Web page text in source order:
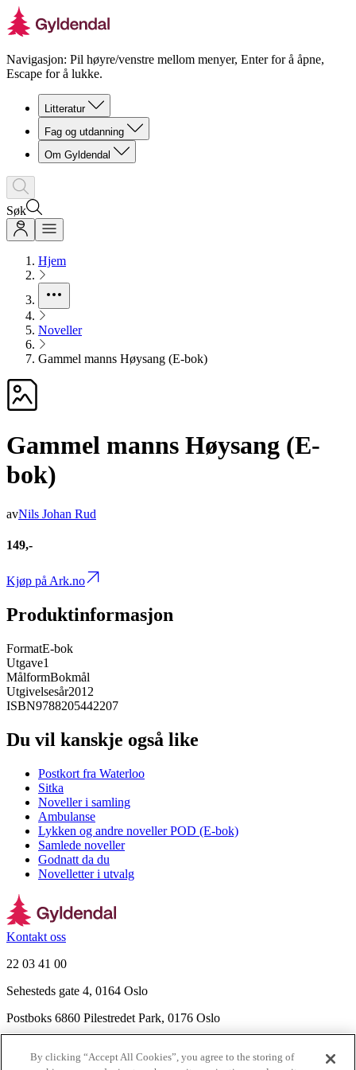
Navigasjon: Pil høyre/venstre mellom menyer, Enter for å åpne,
Escape for å lukke.
Litteratur
Fag og utdanning
Om Gyldendal
Søk
Hjem
Noveller
Gammel manns Høysang (E-bok)
Gammel manns Høysang (E-
bok)
avNils Johan Rud
149,-
Kjøp på Ark.no
Produktinformasjon
FormatE-bok
Utgave1
MålformBokmål
Utgivelsesår2012
ISBN9788205442207
Du vil kanskje også like
Postkort fra Waterloo
Sitka
Noveller i samling
Ambulanse
Lykken og andre noveller POD (E-bok)
Samlede noveller
Godnatt da du
Novelletter i utvalg
Kontakt oss
22 03 41 00
Sehesteds gate 4, 0164 Oslo
Postboks 6860 Pilestredet Park, 0176 Oslo
By clicking “Accept All Cookies”, you agree to the storing of